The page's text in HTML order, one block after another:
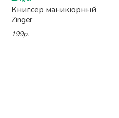
Книпсер маникюрный
Zinger
199р.